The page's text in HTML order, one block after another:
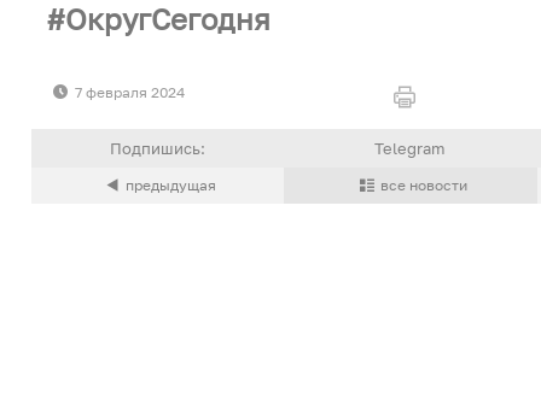
ОкругСегодня
7 февраля 2024